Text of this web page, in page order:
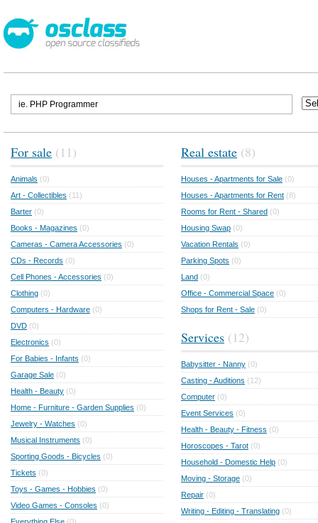
For sale (11)
Animals (0)
Art - Collectibles (11)
Barter (0)
Books - Magazines (0)
Cameras - Camera Accessories (0)
CDs - Records (0)
Cell Phones - Accessories (0)
Clothing (0)
Computers - Hardware (0)
DVD (0)
Electronics (0)
For Babies - Infants (0)
Garage Sale (0)
Health - Beauty (0)
Home - Furniture - Garden Supplies (0)
Jewelry - Watches (0)
Musical Instruments (0)
Sporting Goods - Bicycles (0)
Tickets (0)
Toys - Games - Hobbies (0)
Video Games - Consoles (0)
Real estate (8)
Houses - Apartments for Sale (0)
Houses - Apartments for Rent (8)
Rooms for Rent - Shared (0)
Housing Swap (0)
Vacation Rentals (0)
Parking Spots (0)
Land (0)
Office - Commercial Space (0)
Shops for Rent - Sale (0)
Services (12)
Babysitter - Nanny (0)
Casting - Auditions (12)
Computer (0)
Event Services (0)
Health - Beauty - Fitness (0)
Horoscopes - Tarot (0)
Household - Domestic Help (0)
Moving - Storage (0)
Repair (0)
Writing - Editing - Translating (0)